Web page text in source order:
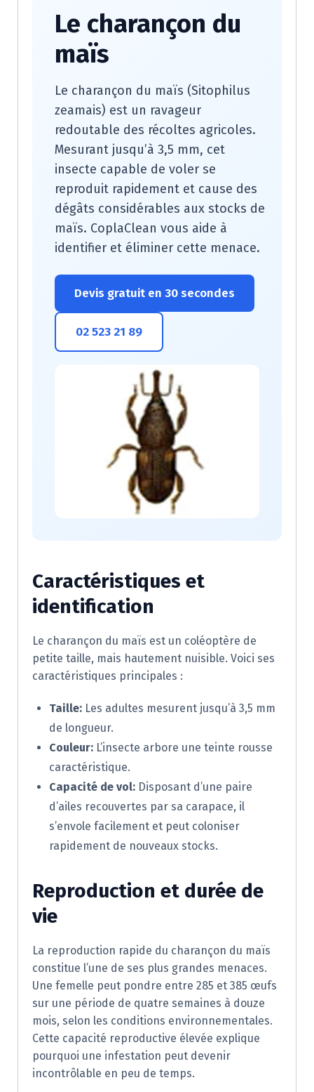
Le charançon du
maïs
Le charançon du maïs (Sitophilus
zeamais) est un ravageur
redoutable des récoltes agricoles.
Mesurant jusqu’à 3,5 mm, cet
insecte capable de voler se
reproduit rapidement et cause des
dégâts considérables aux stocks de
maïs. CoplaClean vous aide à
identifier et éliminer cette menace.
Devis gratuit en 30 secondes
02 523 21 89
Caractéristiques et
identification
Le charançon du maïs est un coléoptère de
petite taille, mais hautement nuisible. Voici ses
caractéristiques principales :
Taille: Les adultes mesurent jusqu’à 3,5 mm
de longueur.
Couleur: L’insecte arbore une teinte rousse
caractéristique.
Capacité de vol: Disposant d’une paire
d’ailes recouvertes par sa carapace, il
s’envole facilement et peut coloniser
rapidement de nouveaux stocks.
Reproduction et durée de
vie
La reproduction rapide du charançon du maïs
constitue l’une de ses plus grandes menaces.
Une femelle peut pondre entre 285 et 385 œufs
sur une période de quatre semaines à douze
mois, selon les conditions environnementales.
Cette capacité reproductive élevée explique
pourquoi une infestation peut devenir
incontrôlable en peu de temps.